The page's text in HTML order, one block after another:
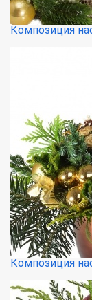
Композиция
Композиция